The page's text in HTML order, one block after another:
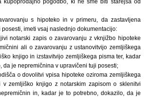
s hipoteko in v primeru, da zastavljena
imeti vsaj naslednjo dokumentacijo:
notarski zapis o zavarovanju z vknjižbo hipoteke
ali o zavarovanju z ustanovitvijo zemljiškega
knjigo in izstavitvijo zemljiškega pisma ter, kadar
da je nepremičnina v upravičeni tuji posesti;
o dovolitvi vpisa hipoteke oziroma zemljiškega
v zemljiško knjigo z notarskim zapisom o sklenitvi
in, kadar je to potrebno, dokazilo, da je